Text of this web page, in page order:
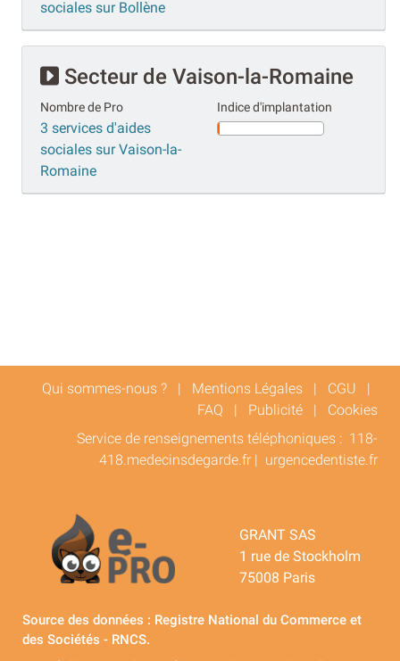
sociales sur Bollène
Secteur de Vaison-la-Romaine
Nombre de Pro
3 services d'aides
sociales sur Vaison-la-
Romaine
Indice d'implantation
Qui sommes-nous ? | Mentions Légales | CGU |
FAQ | Publicité | Cookies
Service de renseignements téléphoniques : 118-
418.medecinsdegarde.fr | urgencedentiste.fr
GRANT SAS
1 rue de Stockholm
75008 Paris
Source des données : Registre National du Commerce et
des Sociétés - RNCS.